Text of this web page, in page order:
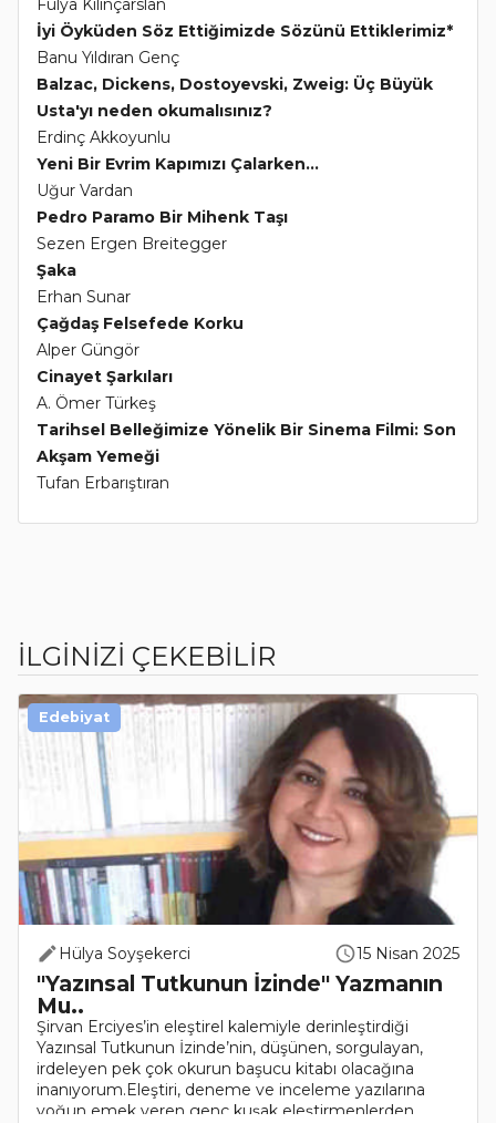
Fulya Kılınçarslan
İyi Öyküden Söz Ettiğimizde Sözünü Ettiklerimiz*
Banu Yıldıran Genç
Balzac, Dickens, Dostoyevski, Zweig: Üç Büyük
Usta'yı neden okumalısınız?
Erdinç Akkoyunlu
Yeni Bir Evrim Kapımızı Çalarken...
Uğur Vardan
Pedro Paramo Bir Mihenk Taşı
Sezen Ergen Breitegger
Şaka
Erhan Sunar
Çağdaş Felsefede Korku
Alper Güngör
Cinayet Şarkıları
A. Ömer Türkeş
Tarihsel Belleğimize Yönelik Bir Sinema Filmi: Son
Akşam Yemeği
Tufan Erbarıştıran
İLGİNİZİ ÇEKEBİLİR
Hülya Soyşekerci 15 Nisan 2025
"Yazınsal Tutkunun İzinde" Yazmanın
Mu..
Şirvan Erciyes’in eleştirel kalemiyle derinleştirdiği
Yazınsal Tutkunun İzinde’nin, düşünen, sorgulayan,
irdeleyen pek çok okurun başucu kitabı olacağına
inanıyorum.Eleştiri, deneme ve inceleme yazılarına
yoğun emek veren genç kuşak eleştirmenlerden
Edebiyat